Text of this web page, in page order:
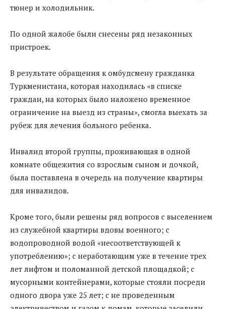
тюнер и холодильник.
По одной жалобе были снесены ряд незаконных
пристроек.
В результате обращения к омбудсмену гражданка
Туркменистана, которая находилась «в списке
граждан, на которых было наложено временное
ограничение на выезд из страны», смогла выехать за
рубеж для лечения больного ребенка.
Инвалид второй группы, проживающая в одной
комнате общежития со взрослым сыном и дочкой,
была поставлена в очередь на получение квартиры
для инвалидов.
Кроме того, были решены ряд вопросов с выселением
из служебной квартиры вдовы военного; с
водопроводной водой «несоответствующей к
употреблению»; с неработающим уже в течение трех
лет лифтом и поломанной детской площадкой; с
мусорными контейнерами, которые стояли посреди
одного двора уже 25 лет; с не проведенным